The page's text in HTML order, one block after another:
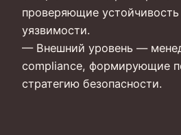
проверяющие
уязвимости.
— Внешний уровень —
compliance, формирующие
стратегию безопасности.